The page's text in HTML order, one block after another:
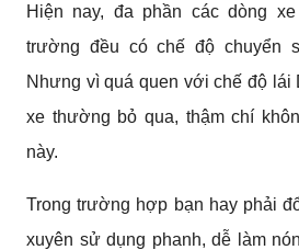
Hiện nay, đa phần các dòng
trường đều có chế độ chuyển
Nhưng vì quá quen với chế độ
xe thường bỏ qua, thậm chí
này.
Trong trường hợp bạn hay phải
xuyên sử dụng phanh, dễ làm